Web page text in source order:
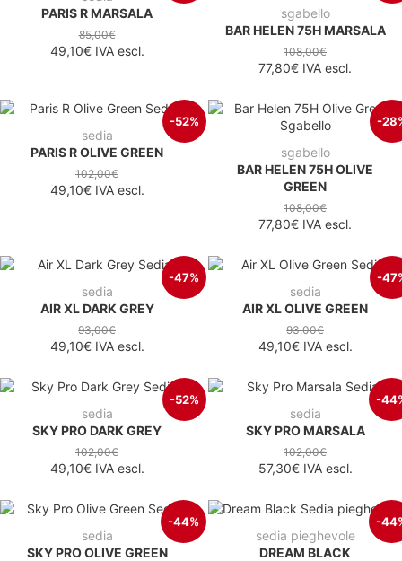
PARIS R MARSALA
85,00€
49,10€IVA escl.
sgabello
BAR HELEN 75H MARSALA
108,00€
77,80€ IVA escl.
-52%
sedia
PARIS R OLIVE GREEN
102,00€
49,10€IVA escl.
-
sgabello
BAR HELEN 75H OLIVE
GREEN
108,00€
77,80€ IVA escl.
-47%
sedia
AIR XL DARK GREY
93,00€
49,10€IVA escl.
-
sedia
AIR XL OLIVE GREEN
93,00€
49,10€IVA escl.
-52%
sedia
SKY PRO DARK GREY
102,00€
49,10€IVA escl.
-
sedia
SKY PRO MARSALA
102,00€
57,30€IVA escl.
-44%
sedia
SKY PRO OLIVE GREEN
-
sedia pieghevole
DREAM BLACK